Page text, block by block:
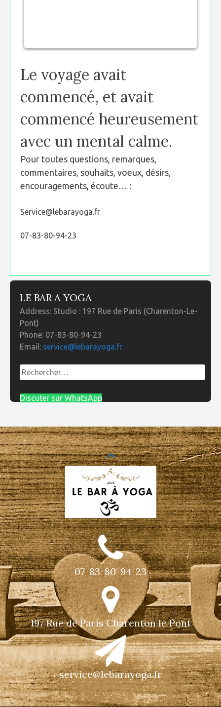
Le voyage avait
commencé, et avait
commencé heureusement
avec un mental calme.
Pour toutes questions, remarques,
commentaires, souhaits, voeux, désirs,
encouragements, écoute… :
Service@lebarayoga.fr
07-83-80-94-23
LE BAR A YOGA
Address: Studio : 197 Rue de Paris (Charenton-Le-
Pont)
Phone: 07-83-80-94-23
Email: service@lebarayoga.fr
Rechercher :
Discuter sur WhatsApp
07-83-80-94-23
197 Rue de Paris Charenton le Pont
service@lebarayoga.fr